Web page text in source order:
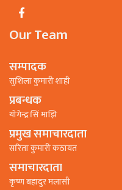
Our Team
सम्पादक
सुशिला कुमारी शाही
प्रबन्धक
याेगेन्द्र सिं माझि
प्रमुख समाचारदाता
सरिता कुमारी कठायत
समाचारदाता
कृष्ण बहादुर मलासी